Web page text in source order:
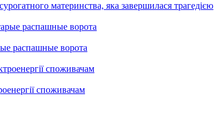
материнства, яка завершилася трагедією
распашные ворота
споживачам